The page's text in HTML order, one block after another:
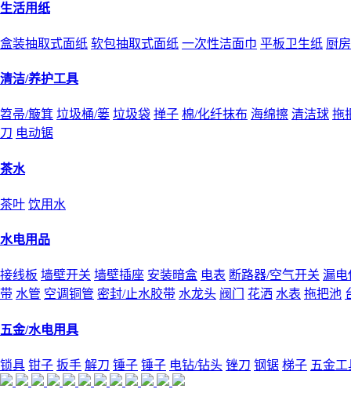
生活用纸
盒装抽取式面纸 软包抽取式面纸 一次性洁面巾 平板卫生纸 厨
清洁/养护工具
笤帚/簸箕 垃圾桶/篓 垃圾袋 掸子 棉/化纤抹布 海绵擦 清洁球 拖
刀 电动锯
茶水
茶叶 饮用水
水电用品
接线板 墙壁开关 墙壁插座 安装暗盒 电表 断路器/空气开关 漏电
带 水管 空调铜管 密封/止水胶带 水龙头 阀门 花洒 水表 拖把池
五金/水电用具
锁具 钳子 扳手 解刀 锤子 锤子 电钻/钻头 锉刀 钢锯 梯子 五金